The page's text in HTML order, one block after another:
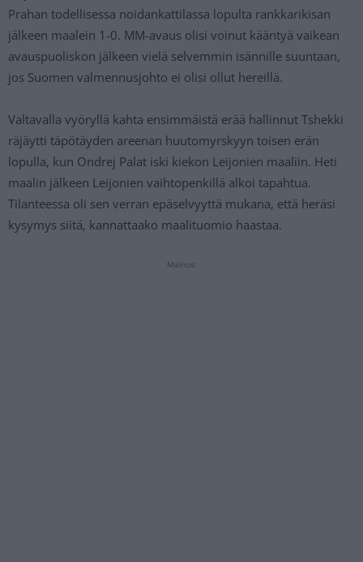
Prahan todellisessa noidankattilassa lopulta rankkarikisan
jälkeen maalein 1-0. MM-avaus olisi voinut kääntyä vaikean
avauspuoliskon jälkeen vielä selvemmin isännille suuntaan,
jos Suomen valmennusjohto ei olisi ollut hereillä.
Valtavalla vyöryllä kahta ensimmäistä erää hallinnut Tshekki
räjäytti täpötäyden areenan huutomyrskyyn toisen erän
lopulla, kun Ondrej Palat iski kiekon Leijonien maaliin. Heti
maalin jälkeen Leijonien vaihtopenkillä alkoi tapahtua.
Tilanteessa oli sen verran epäselvyyttä mukana, että heräsi
kysymys siitä, kannattaako maalituomio haastaa.
Mainos: